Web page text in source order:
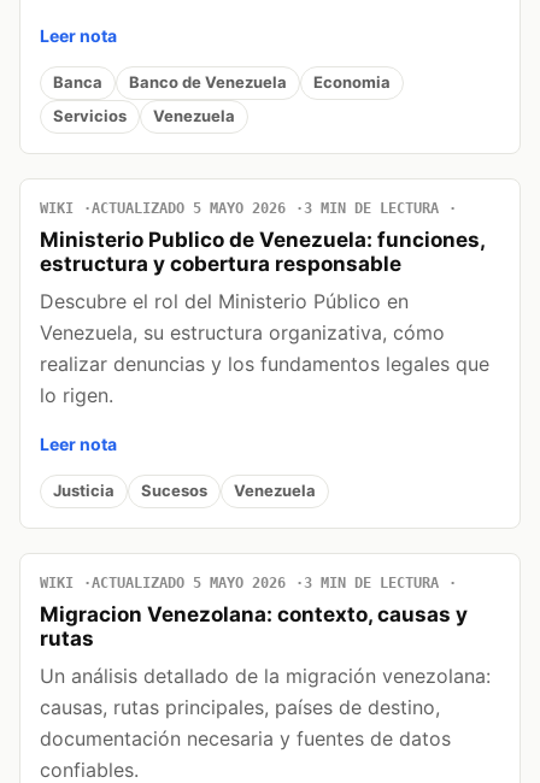
Leer nota
Banca Banco de Venezuela
Economia
Servicios
Venezuela
WIKI ACTUALIZADO 5 MAYO 2026 3 MIN DE LECTURA
Ministerio Publico de Venezuela: funciones,
estructura y cobertura responsable
Descubre el rol del Ministerio Público en
Venezuela, su estructura organizativa, cómo
realizar denuncias y los fundamentos legales que
lo rigen.
Leer nota
Justicia Sucesos Venezuela
WIKI ACTUALIZADO 5 MAYO 2026 3 MIN DE LECTURA
Migracion Venezolana: contexto, causas y
rutas
Un análisis detallado de la migración venezolana:
causas, rutas principales, países de destino,
documentación necesaria y fuentes de datos
confiables.